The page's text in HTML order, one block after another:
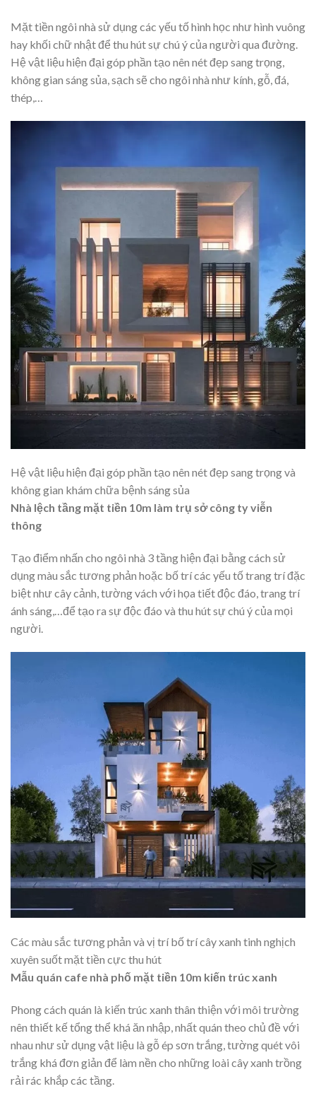
Mặt tiền ngôi nhà sử dụng các yếu tố hình học như hình vuông
hay khối chữ nhật để thu hút sự chú ý của người qua đường.
Hệ vật liệu hiện đại góp phần tạo nên nét đẹp sang trọng,
không gian sáng sủa, sạch sẽ cho ngôi nhà như kính, gỗ, đá,
thép,…
Hệ vật liệu hiện đại góp phần tạo nên nét đẹp sang trọng và
không gian khám chữa bệnh sáng sủa
Nhà lệch tầng mặt tiền 10m làm trụ sở công ty viễn
thông
Tạo điểm nhấn cho ngôi nhà 3 tầng hiện đại bằng cách sử
dụng màu sắc tương phản hoặc bố trí các yếu tố trang trí đặc
biệt như cây cảnh, tường vách với họa tiết độc đáo, trang trí
ánh sáng,…để tạo ra sự độc đáo và thu hút sự chú ý của mọi
người.
Các màu sắc tương phản và vị trí bố trí cây xanh tinh nghịch
xuyên suốt mặt tiền cực thu hút
Mẫu quán cafe nhà phố mặt tiền 10m kiến trúc xanh
Phong cách quán là kiến trúc xanh thân thiện với môi trường
nên thiết kế tổng thể khá ăn nhập, nhất quán theo chủ đề với
nhau như sử dụng vật liệu là gỗ ép sơn trắng, tường quét vôi
trắng khá đơn giản để làm nền cho những loài cây xanh trồng
rải rác khắp các tầng.